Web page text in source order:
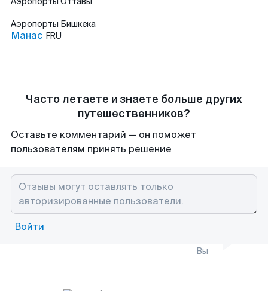
Аэропорты Бишкека
Манас FRU
Часто летаете и знаете больше других
путешественников?
Оставьте комментарий — он поможет
пользователям принять решение
Войти
Вы